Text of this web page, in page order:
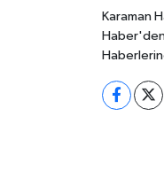
Karaman